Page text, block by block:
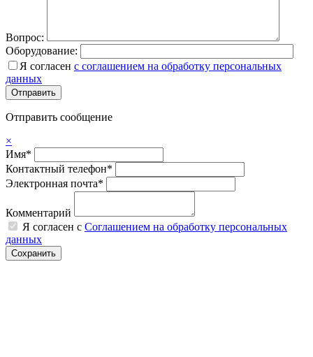
Вопрос:
Оборудование:
Я согласен с соглашением на обработку персональных
данных
Отправить сообщение
×
Имя*
Контактный телефон*
Электронная почта*
Комментарий
Я согласен с Соглашением на обработку персональных
данных